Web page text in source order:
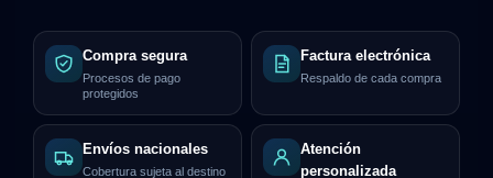
Compra segura
Procesos de pago
protegidos
Factura electrónica
Respaldo de cada compra
Envíos nacionales
Cobertura sujeta al destino
Atención
personalizada